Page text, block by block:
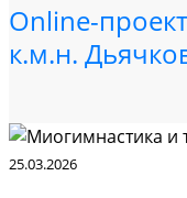
Online-
к.м.н.
25.03.2026